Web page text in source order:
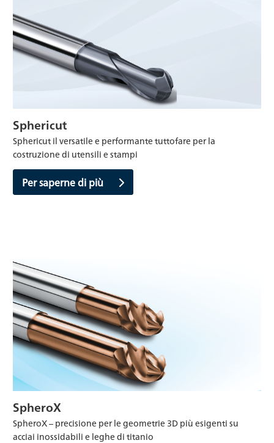
Sphericut
Sphericut il versatile e performante tuttofare per la
costruzione di utensili e stampi
Per saperne di più
SpheroX
SpheroX – precisione per le geometrie 3D più esigenti su
acciai inossidabili e leghe di titanio